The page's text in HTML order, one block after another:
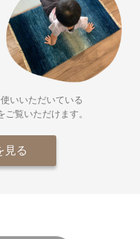
いいただいている
覧いただけます。
見る